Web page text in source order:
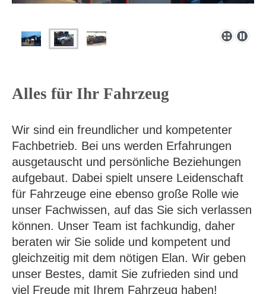
Alles für Ihr Fahrzeug
Wir sind ein freundlicher und kompetenter
Fachbetrieb. Bei uns werden Erfahrungen
ausgetauscht und persönliche Beziehungen
aufgebaut. Dabei spielt unsere Leidenschaft
für Fahrzeuge eine ebenso große Rolle wie
unser Fachwissen, auf das Sie sich verlassen
können. Unser Team ist fachkundig, daher
beraten wir Sie solide und kompetent und
gleichzeitig mit dem nötigen Elan. Wir geben
unser Bestes, damit Sie zufrieden sind und
viel Freude mit Ihrem Fahrzeug haben!